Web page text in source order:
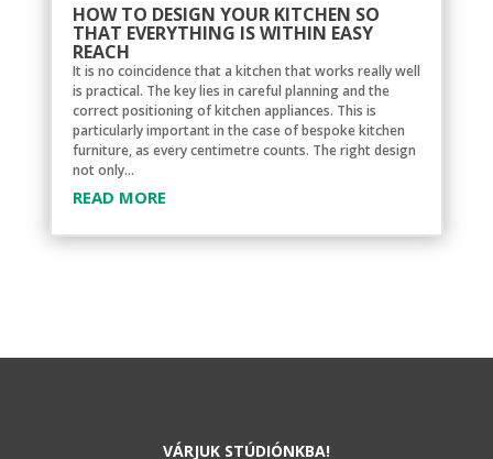
HOW TO DESIGN YOUR KITCHEN SO
THAT EVERYTHING IS WITHIN EASY
REACH
It is no coincidence that a kitchen that works really well
is practical. The key lies in careful planning and the
correct positioning of kitchen appliances. This is
particularly important in the case of bespoke kitchen
furniture, as every centimetre counts. The right design
not only...
READ MORE
VÁRJUK STÚDIÓNKBA!